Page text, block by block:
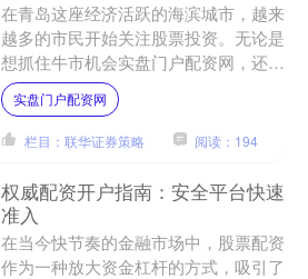
在青岛这座经济活跃的海滨城市，越来
越多的市民开始关注股票投资。无论是
想抓住牛市机会实盘门户配资网，还是
进行长期理财规划，**股票开户**都是
第一步。本文将为你详....
实盘门户配资网
栏目：联华证券策略 阅读：194
权威配资开户指南：安全平台快速
准入
在当今快节奏的金融市场中，股票配资
作为一种放大资金杠杆的方式，吸引了